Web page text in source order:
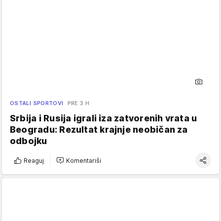
OSTALI SPORTOVI PRE 3 H
Srbija i Rusija igrali iza zatvorenih vrata u
Beogradu: Rezultat krajnje neobičan za
odbojku
Reaguj Komentariši